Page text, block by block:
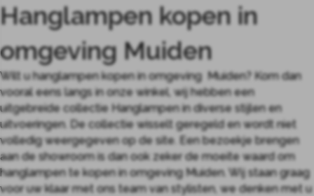
Hanglampen kopen in
omgeving Muiden
Wilt u hanglampen kopen in omgeving Muiden? Kom dan
vooral eens langs in onze winkel, wij hebben een
uitgebreide collectie Hanglampen in diverse stijlen en
uitvoeringen. De collectie wisselt geregeld en wordt niet
volledig weergegeven op de site. Een bezoekje brengen
aan de showroom is dan ook zeker de moeite waard om
hanglampen te kopen in omgeving Muiden. Wij staan graag
voor uw klaar met ons team van stylisten, we denken met u